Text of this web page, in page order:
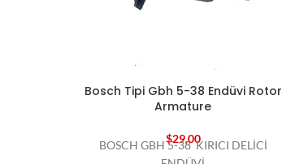
Bosch Tipi Gbh 5-38 Endüvi Rotor
Armature
$29,00
BOSCH GBH 5-38 KIRICI DELİCİ